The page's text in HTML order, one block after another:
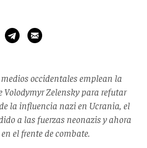
occidentales emplean la
Volodymyr Zelensky para refutar
la influencia nazi en Ucrania, el
a las fuerzas neonazis y ahora
el frente de combate.